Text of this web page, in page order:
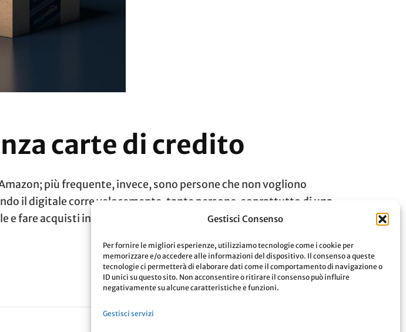
Gestisci Consenso
Per fornire le migliori esperienze, utilizziamo tecnologie come i cookie per
memorizzare e/o accedere alle informazioni del dispositivo. Il consenso a queste
tecnologie ci permetterà di elaborare dati come il comportamento di navigazione o
ID unici su questo sito. Non acconsentire o ritirare il consenso può influire
negativamente su alcune caratteristiche e funzioni.
Gestisci servizi
carte di credito
più frequente, invece, sono persone che non vogliono
il digitale corre velocemente, tante persone, soprattutto di una
e fare acquisti in internet. Per …
Leggi